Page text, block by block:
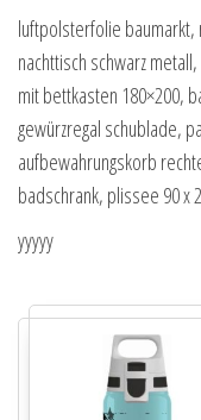
luftpolsterfolie baumarkt,
nachttisch schwarz
mit bettkasten 180×200,
gewürzregal schublade,
aufbewahrungskorb
badschrank, plissee 90 x
yyyyy